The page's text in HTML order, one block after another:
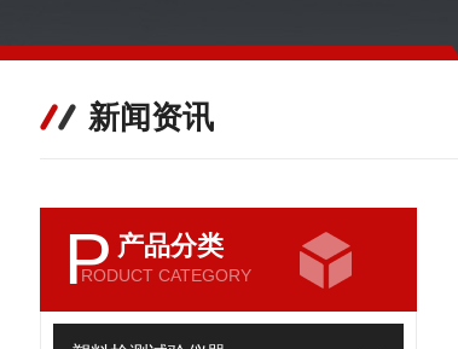
新闻资讯
P 产品分类
RODUCT CATEGORY